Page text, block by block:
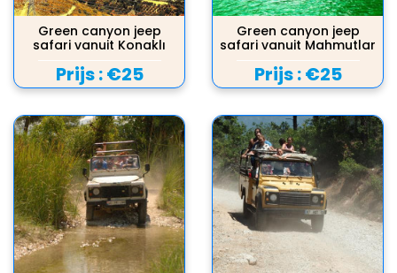
Green canyon jeep
safari vanuit Konaklı
Prijs :€25
Green canyon jeep
safari vanuit Mahmutlar
Prijs :€25